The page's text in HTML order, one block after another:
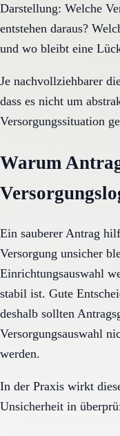
Darstellung: Welche
entstehen daraus?
und wo bleibt eine
Je nachvollziehbarer
dass es nicht um
Versorgungssituation
Warum
Ein sauberer Antrag
Versorgung unsicher
Einrichtungsauswahl
stabil ist. Gute
deshalb sollten
Versorgungsauswahl
werden.
In der Praxis wirkt
Unsicherheit in